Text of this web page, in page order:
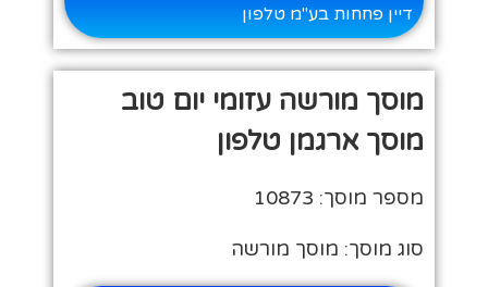
דיין פחחות בע"מ טלפון
מוסך מורשה עזומי יום טוב
מוסך ארגמן טלפון
מספר מוסך: 10873
סוג מוסך: מוסך מורשה